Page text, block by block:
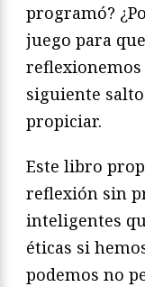
programó?
juego para
siguiente
propiciar.
Este libro
reflexión sin
inteligentes
éticas si
podemos no